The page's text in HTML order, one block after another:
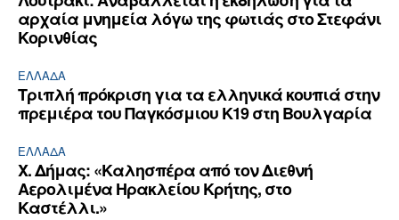
αρχαία μνημεία λόγω της φωτιάς στο Στεφάνι
Κορινθίας
ΕΛΛΆΔΑ
Τριπλή πρόκριση για τα ελληνικά κουπιά στην
πρεμιέρα του Παγκόσμιου Κ19 στη Βουλγαρία
ΕΛΛΆΔΑ
Χ. Δήμας: «Καλησπέρα από τον Διεθνή
Αερολιμένα Ηρακλείου Κρήτης, στο
Καστέλλι.»